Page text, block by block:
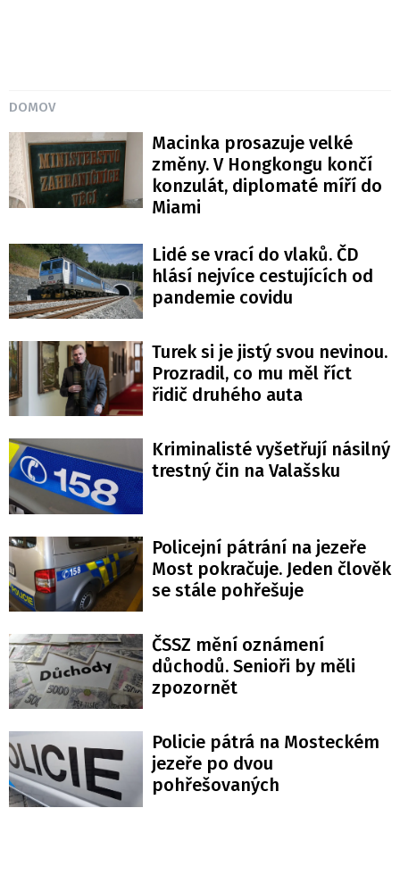
DOMOV
Macinka prosazuje velké
změny. V Hongkongu končí
konzulát, diplomaté míří do
Miami
Lidé se vrací do vlaků. ČD
hlásí nejvíce cestujících od
pandemie covidu
Turek si je jistý svou nevinou.
Prozradil, co mu měl říct
řidič druhého auta
Kriminalisté vyšetřují násilný
trestný čin na Valašsku
Policejní pátrání na jezeře
Most pokračuje. Jeden člověk
se stále pohřešuje
ČSSZ mění oznámení
důchodů. Senioři by měli
zpozornět
Policie pátrá na Mosteckém
jezeře po dvou
pohřešovaných